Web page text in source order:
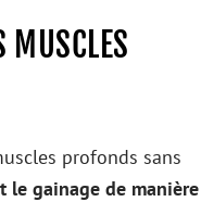
MUSCLES
profonds sans
le gainage de manière